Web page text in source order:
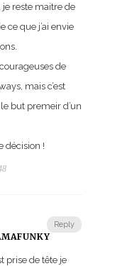
je reste maitre de
ce que j’ai envie
de
mais c’est
but premeir d’un
décision !
Reply
prise de tête je